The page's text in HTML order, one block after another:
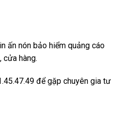
ấn nón bảo hiểm quảng cáo
cửa hàng.
để gặp chuyên gia tư